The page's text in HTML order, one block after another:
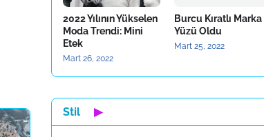
2022 Yılının Yükselen
Moda Trendi: Mini
Etek
Mart 26, 2022
Burcu Kıratlı Marka
Yüzü Oldu
Mart 25, 2022
Stil ▶